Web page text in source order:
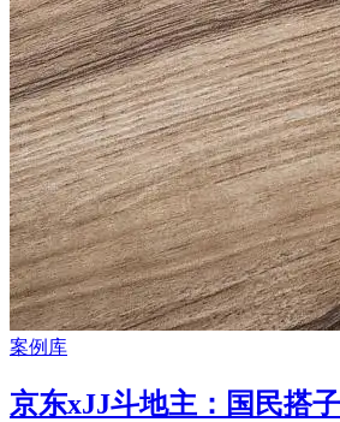
案例库
京东xJJ斗地主：国民搭